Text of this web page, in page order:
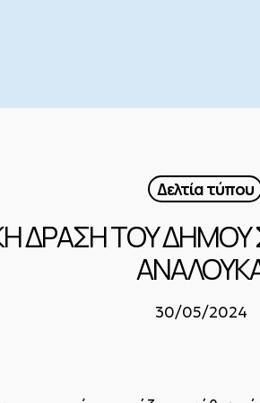
Δελτία τύπου
ΔΡΑΣΗ ΤΟΥ ΔΗΜΟΥ
30/05/2024